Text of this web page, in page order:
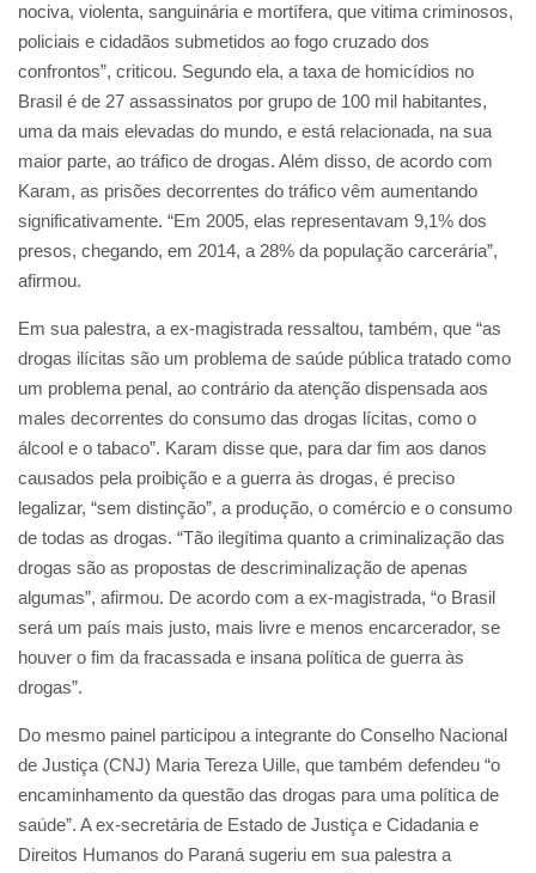
nociva, violenta, sanguinária e mortífera, que vitima criminosos,
policiais e cidadãos submetidos ao fogo cruzado dos
confrontos”, criticou. Segundo ela, a taxa de homicídios no
Brasil é de 27 assassinatos por grupo de 100 mil habitantes,
uma da mais elevadas do mundo, e está relacionada, na sua
maior parte, ao tráfico de drogas. Além disso, de acordo com
Karam, as prisões decorrentes do tráfico vêm aumentando
significativamente. “Em 2005, elas representavam 9,1% dos
presos, chegando, em 2014, a 28% da população carcerária”,
afirmou.
Em sua palestra, a ex-magistrada ressaltou, também, que “as
drogas ilícitas são um problema de saúde pública tratado como
um problema penal, ao contrário da atenção dispensada aos
males decorrentes do consumo das drogas lícitas, como o
álcool e o tabaco”. Karam disse que, para dar fim aos danos
causados pela proibição e a guerra às drogas, é preciso
legalizar, “sem distinção”, a produção, o comércio e o consumo
de todas as drogas. “Tão ilegítima quanto a criminalização das
drogas são as propostas de descriminalização de apenas
algumas”, afirmou. De acordo com a ex-magistrada, “o Brasil
será um país mais justo, mais livre e menos encarcerador, se
houver o fim da fracassada e insana política de guerra às
drogas”.
Do mesmo painel participou a integrante do Conselho Nacional
de Justiça (CNJ) Maria Tereza Uille, que também defendeu “o
encaminhamento da questão das drogas para uma política de
saúde”. A ex-secretária de Estado de Justiça e Cidadania e
Direitos Humanos do Paraná sugeriu em sua palestra a